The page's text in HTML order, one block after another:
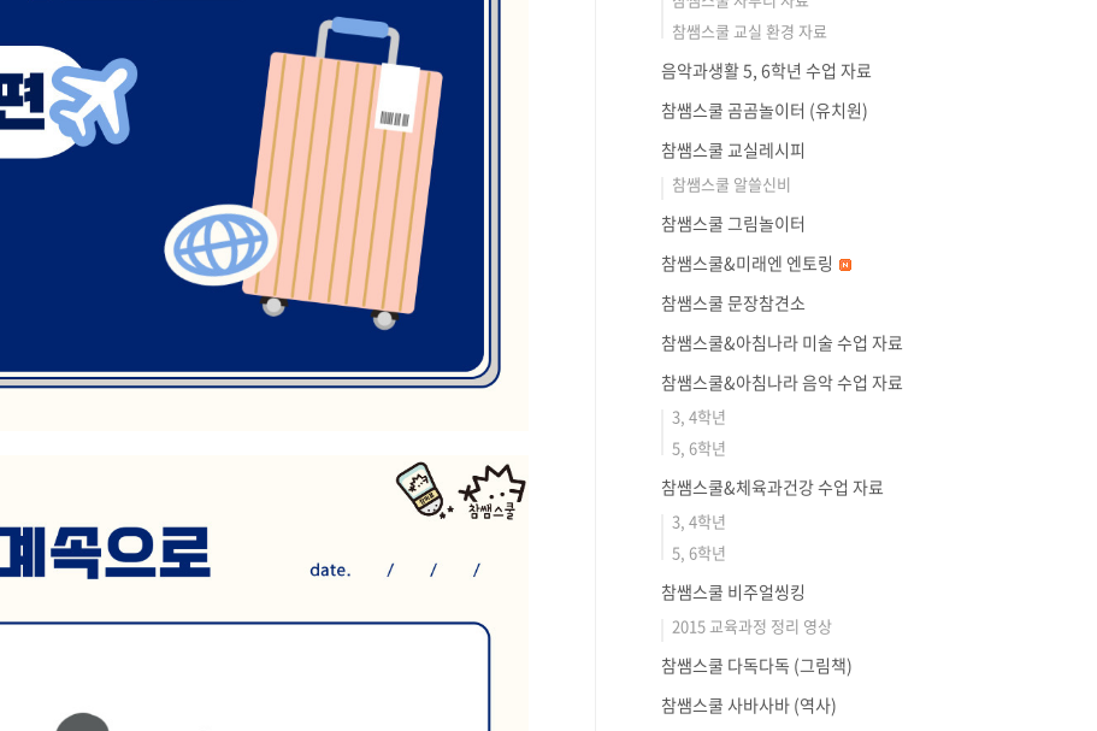
참쌤스쿨 교실 환경 자료
음악과생활 5, 6학년 수업 자료
참쌤스쿨 곰곰놀이터 (유치원)
참쌤스쿨 교실레시피
참쌤스쿨 알쓸신비
참쌤스쿨 그림놀이터
참쌤스쿨&미래엔 엔토링
참쌤스쿨 문장참견소
참쌤스쿨&아침나라 미술 수업 자료
참쌤스쿨&아침나라 음악 수업 자료
3, 4학년
5, 6학년
참쌤스쿨&체육과건강 수업 자료
3, 4학년
5, 6학년
참쌤스쿨 비주얼씽킹
2015 교육과정 정리 영상
참쌤스쿨 다독다독 (그림책)
참쌤스쿨 사바사바 (역사)